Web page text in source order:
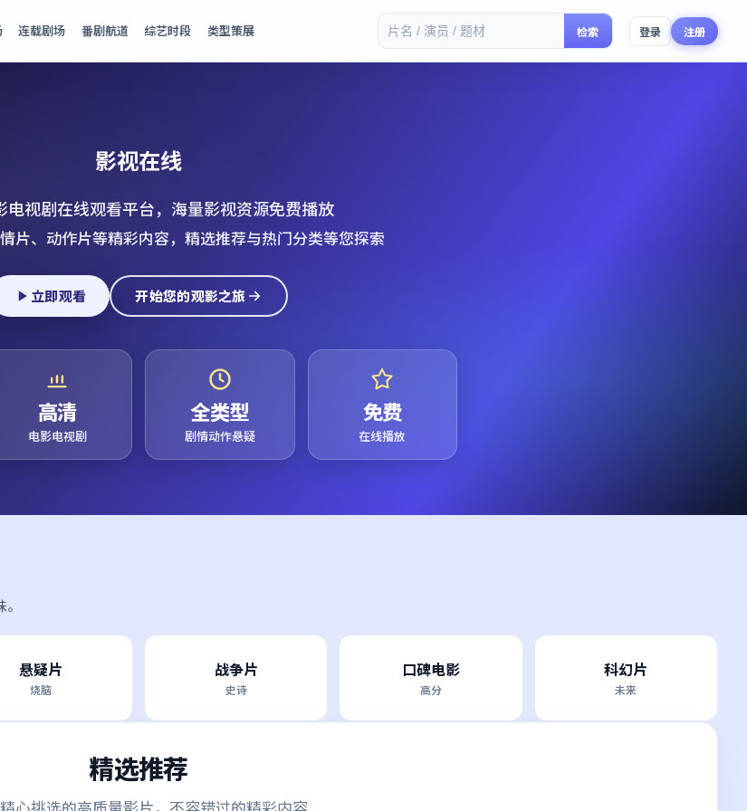
连载剧场 番剧航道 综艺时段 类型策展 检索 登录 注册
影视在线
电视剧在线观看平台，海量影视资源免费播放
片、动作片等精彩内容，精选推荐与热门分类等您探索
立即观看 开始您的观影之旅
高清
电影电视剧
全类型
剧情动作悬疑
免费
在线播放
悬疑片
烧脑
战争片
史诗
口碑电影
高分
科幻片
未来
精选推荐